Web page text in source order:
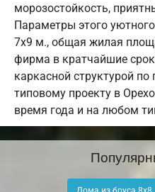
морозостойкость,
Параметры этого
7х9 м., общая жилая
фирма в кратчайшие
каркасной структурой
типовому проекту в
время года и на любом